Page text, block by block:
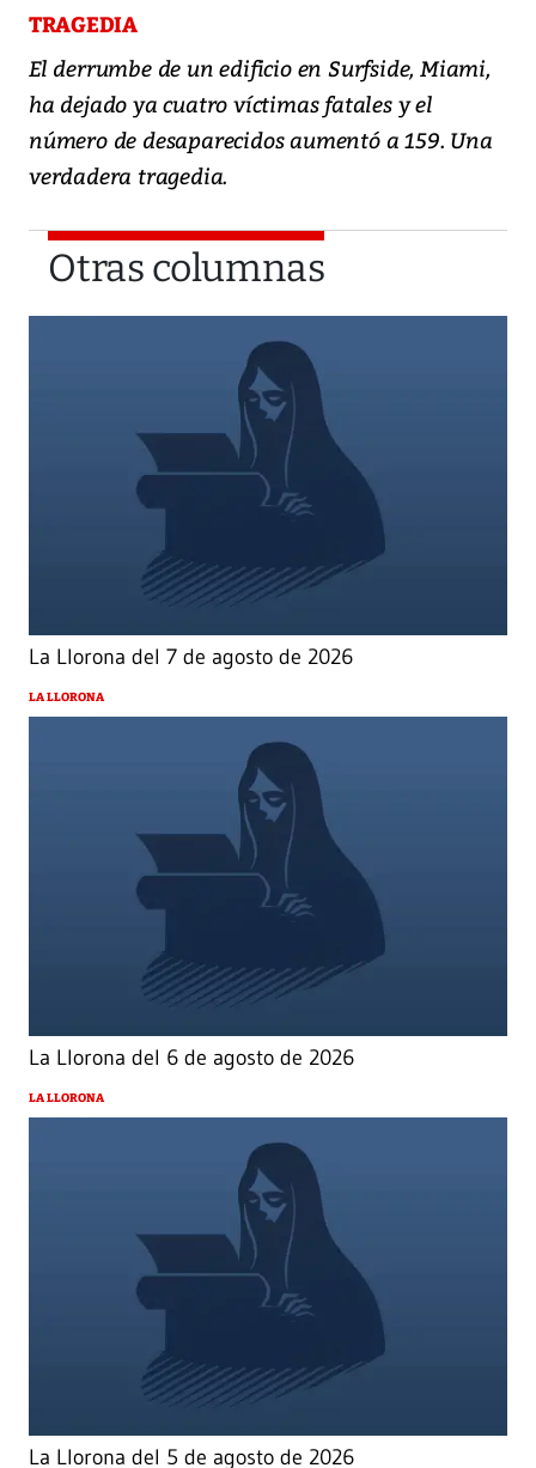
TRAGEDIA
El derrumbe de un edificio en Surfside, Miami,
ha dejado ya cuatro víctimas fatales y el
número de desaparecidos aumentó a 159. Una
verdadera tragedia.
Otras columnas
La Llorona del 7 de agosto de 2026
LA LLORONA
La Llorona del 6 de agosto de 2026
LA LLORONA
La Llorona del 5 de agosto de 2026